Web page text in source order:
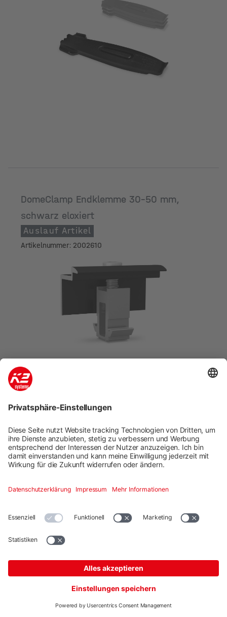
DomeClamp Endklemme 30-50 mm,
schwarz eloxiert
Auslauf Artikel
Artikelnummer: 2002610
Blitzschutzklemme Multi Alu 8 mm Set
EINGESTELLT
Artikelnummer: 2002473